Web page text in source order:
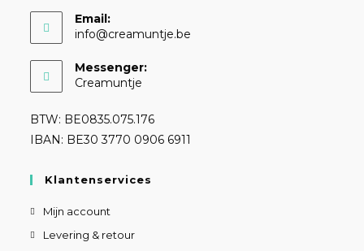
Email:
info@creamuntje.be
Messenger:
Creamuntje
BTW: BE0835.075.176
IBAN: BE30 3770 0906 6911
Klantenservices
Mijn account
Levering & retour